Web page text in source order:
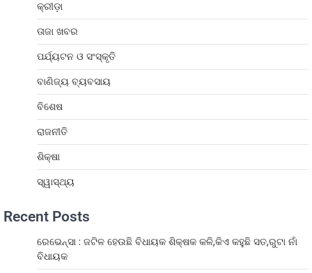
କ୍ରୀଡ଼ା
ତାଜା ଖବର
ପର୍ଯ୍ୟଟନ ଓ ସଂସ୍କୃତି
ବାଣିଜ୍ୟ ବ୍ୟବସାୟ
ବିଶେଷ
ରାଜନୀତି
ଶିକ୍ଷା
ସ୍ୱାସ୍ଥ୍ୟ
Recent Posts
ରେଭେନ୍ସା : ଜଟିଳ ହେଉଛି ବିଧାୟକ ଶିକ୍ଷକ କଳି,କିଏ କହୁଛି ସତ,ରୁଟା ନାଁ
ବିଧାୟକ